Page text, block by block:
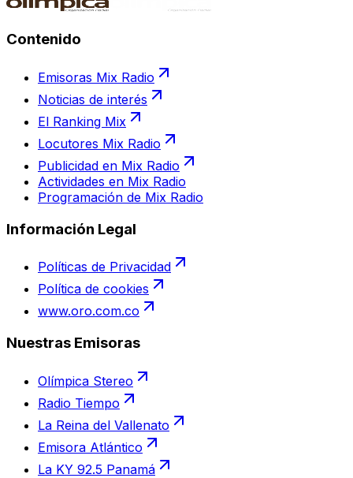
Contenido
Emisoras Mix Radio
Noticias de interés
El Ranking Mix
Locutores Mix Radio
Publicidad en Mix Radio
Actividades en Mix Radio
Programación de Mix Radio
Información Legal
Políticas de Privacidad
Política de cookies
www.oro.com.co
Nuestras Emisoras
Olímpica Stereo
Radio Tiempo
La Reina del Vallenato
Emisora Atlántico
La KY 92.5 Panamá